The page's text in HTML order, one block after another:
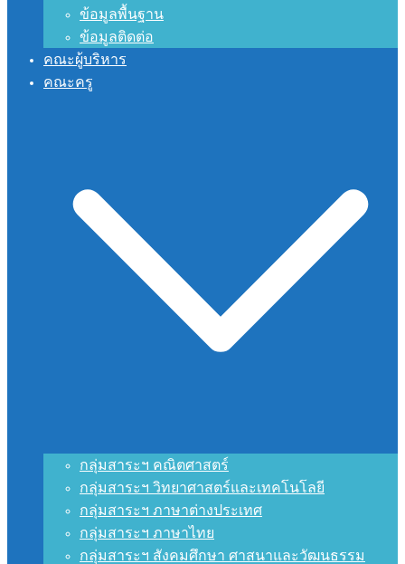
ข้อมูลพื้นฐาน
ข้อมูลติดต่อ
คณะผู้บริหาร
คณะครู
กลุ่มสาระฯ คณิตศาสตร์
กลุ่มสาระฯ วิทยาศาสตร์และเทคโนโลยี
กลุ่มสาระฯ ภาษาต่างประเทศ
กลุ่มสาระฯ ภาษาไทย
กลุ่มสาระฯ สังคมศึกษา ศาสนาและวัฒนธรรม